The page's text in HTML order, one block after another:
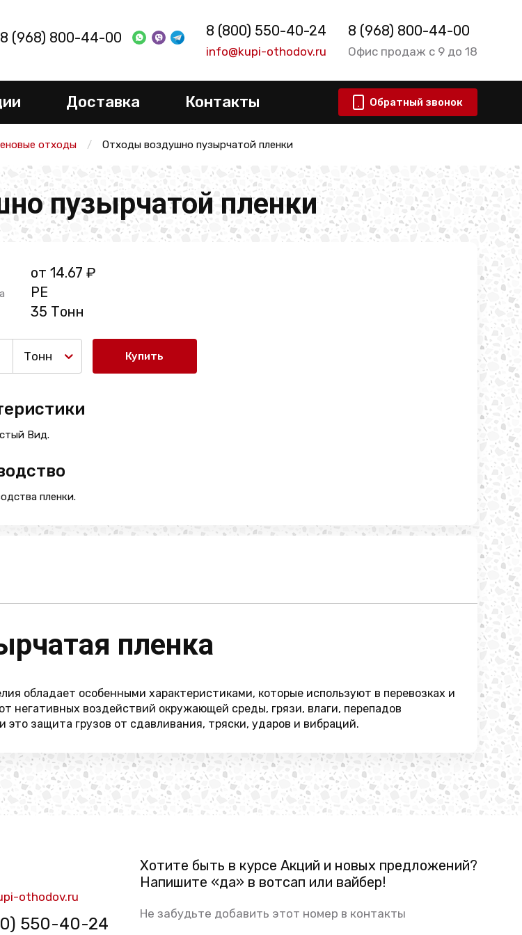
8 (968) 800-44-00 8 (800) 550-40-24
info@kupi-othodov.ru
8 (968) 800-44-00
Офис продаж с 9 до 18
Доставка Контакты Обратный звонок
отходы Отходы воздушно пузырчатой пленки
пузырчатой пленки
от 14.67 ₽
PE
35 Тонн
Тонн Купить
Вид.
пленки.
пленка
обладает особенными характеристиками, которые используют в перевозках и
негативных воздействий окружающей среды, грязи, влаги, перепадов
защита грузов от сдавливания, тряски, ударов и вибраций.
othodov.ru
550-40-24
Хотите быть в курсе Акций и новых предложений?
Напишите «да» в вотсап или вайбер!
Не забудьте добавить этот номер в контакты